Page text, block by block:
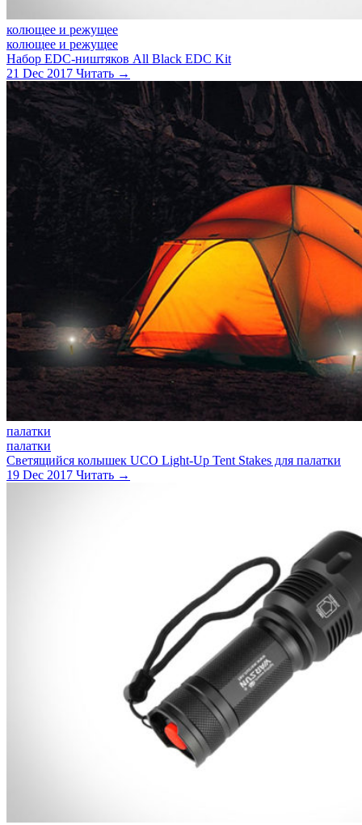
колющее и режущее
колющее и режущее
Набор EDC-ништяков All Black EDC Kit
21 Dec 2017 Читать →
палатки
палатки
Светящийся колышек UCO Light-Up Tent Stakes для палатки
19 Dec 2017 Читать →